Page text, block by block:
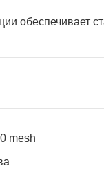
обеспечивает
mesh